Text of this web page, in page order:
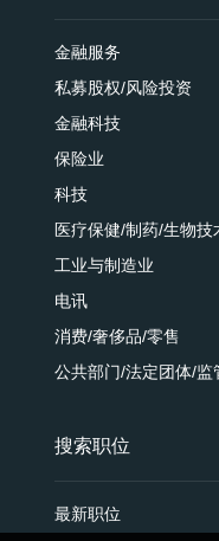
金融服务
私募股权/风险投资
金融科技
保险业
科技
医疗保健/制药/生物技
工业与制造业
电讯
消费/奢侈品/零售
公共部门/法定团体/监
搜索职位
最新职位